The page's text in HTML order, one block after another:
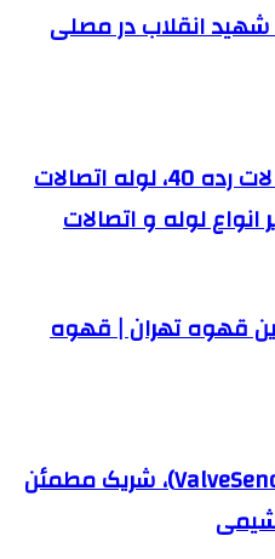
شهید انقلاب در مصلی
فروش انواع لوله اتصالات رده 40، لوله اتصالات
انواع لوله و اتصالات
قهوه تهران | قهوه
زرپالایش عصر صنعت (ValveSend)، شریک مطمئن